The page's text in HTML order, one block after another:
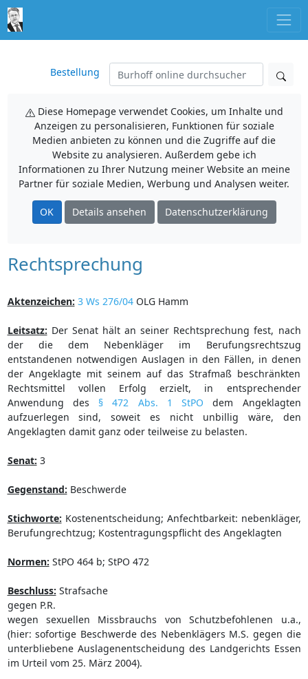
Bestellung
Diese Homepage verwendet Cookies, um Inhalte und
Anzeigen zu personalisieren, Funktionen für soziale
Medien anbieten zu können und die Zugriffe auf die
Website zu analysieren. Außerdem gebe ich
Informationen zu Ihrer Nutzung meiner Website an meine
Partner für soziale Medien, Werbung und Analysen weiter.
OK Details ansehen Datenschutzerklärung
Rechtsprechung
Aktenzeichen: 3 Ws 276/04OLG Hamm
Leitsatz: Der Senat hält an seiner Rechtsprechung fest, nach
der die dem Nebenkläger im Berufungsrechtszug
entstandenen notwendigen Auslagen in den Fällen, in denen
der Angeklagte mit seinem auf das Strafmaß beschränkten
Rechtsmittel vollen Erfolg erzielt, in entsprechender
Anwendung des § 472 Abs. 1 StPO dem Angeklagten
aufzuerlegen sind, soweit es nicht unbillig wäre, den
Angeklagten damit ganz oder teilweise zu belasten.
Senat: 3
Gegenstand: Beschwerde
Stichworte: Kostenentscheidung; Anfechtbarkeit: nebenkläger,
Berufungrechtzug; Kostentragungspflicht des Angeklagten
Normen: StPO 464 b; StPO 472
Beschluss: Strafsache
gegen P.R.
wegen sexuellen Missbrauchs von Schutzbefohlenen u.a.,
(hier: sofortige Beschwerde des Nebenklägers M.S. gegen die
unterbliebene Auslagenentscheidung des Landgerichts Essen
im Urteil vom 25. März 2004).